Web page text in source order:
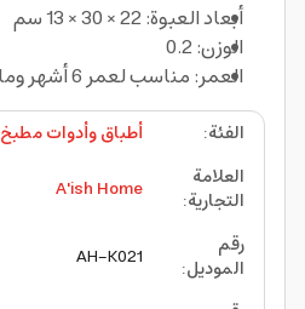
أبعاد العبوة: 22 × 30 × 13 سم
الوزن: 0.2
العمر: مناسب لعمر 6 أشهر وما فوق
الفئة:
أطباق وأدوات مطبخ
العلامة
التجارية:
A'ish Home
رقم
الموديل:
AH-K021